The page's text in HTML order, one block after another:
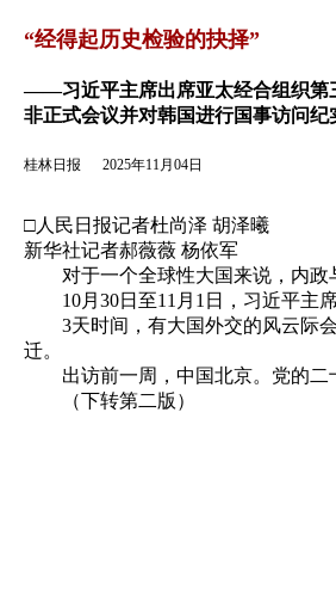
“经得起历史检验的抉择”
——习近平主席出席亚太经合组织第
非正式会议并对韩国进行国事访问纪
桂林日报 2025年11月04日
□人民日报记者杜尚泽 胡泽曦
新华社记者郝薇薇 杨依军
对于一个全球性大国来说，内政
10月30日至11月1日，习近平主席
3天时间，有大国外交的风云际会
迁。
出访前一周，中国北京。党的二十
（下转第二版）